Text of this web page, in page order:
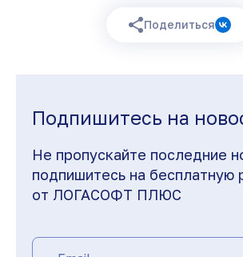
Поделиться
Подпишитесь на
Не пропускайте последние
подпишитесь на бесплатную
от ЛОГАСОФТ ПЛЮС